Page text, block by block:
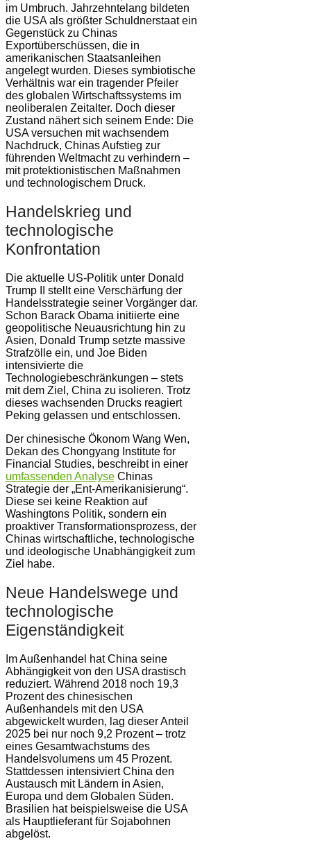
im Umbruch. Jahrzehntelang bildeten
die USA als größter Schuldnerstaat ein
Gegenstück zu Chinas
Exportüberschüssen, die in
amerikanischen Staatsanleihen
angelegt wurden. Dieses symbiotische
Verhältnis war ein tragender Pfeiler
des globalen Wirtschaftssystems im
neoliberalen Zeitalter. Doch dieser
Zustand nähert sich seinem Ende: Die
USA versuchen mit wachsendem
Nachdruck, Chinas Aufstieg zur
führenden Weltmacht zu verhindern –
mit protektionistischen Maßnahmen
und technologischem Druck.
Handelskrieg und
technologische
Konfrontation
Die aktuelle US-Politik unter Donald
Trump II stellt eine Verschärfung der
Handelsstrategie seiner Vorgänger dar.
Schon Barack Obama initiierte eine
geopolitische Neuausrichtung hin zu
Asien, Donald Trump setzte massive
Strafzölle ein, und Joe Biden
intensivierte die
Technologiebeschränkungen – stets
mit dem Ziel, China zu isolieren. Trotz
dieses wachsenden Drucks reagiert
Peking gelassen und entschlossen.
Der chinesische Ökonom Wang Wen,
Dekan des Chongyang Institute for
Financial Studies, beschreibt in einer
umfassenden Analyse Chinas
Strategie der „Ent-Amerikanisierung“.
Diese sei keine Reaktion auf
Washingtons Politik, sondern ein
proaktiver Transformationsprozess, der
Chinas wirtschaftliche, technologische
und ideologische Unabhängigkeit zum
Ziel habe.
Neue Handelswege und
technologische
Eigenständigkeit
Im Außenhandel hat China seine
Abhängigkeit von den USA drastisch
reduziert. Während 2018 noch 19,3
Prozent des chinesischen
Außenhandels mit den USA
abgewickelt wurden, lag dieser Anteil
2025 bei nur noch 9,2 Prozent – trotz
eines Gesamtwachstums des
Handelsvolumens um 45 Prozent.
Stattdessen intensiviert China den
Austausch mit Ländern in Asien,
Europa und dem Globalen Süden.
Brasilien hat beispielsweise die USA
als Hauptlieferant für Sojabohnen
abgelöst.